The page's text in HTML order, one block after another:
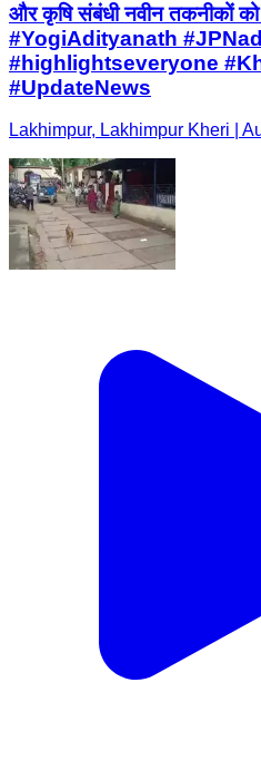
और कृषि संबंधी नवीन तकनीकों
#YogiAdityanath
#highlightseveryone
#UpdateNews
Lakhimpur, Lakhimpur Kheri |